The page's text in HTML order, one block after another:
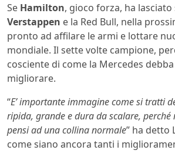
Se Hamilton, gioco forza, ha
Verstappen e la Red Bull, nella
pronto ad affilare le armi e lottare
mondiale. Il sette volte campione,
cosciente di come la Mercedes
migliorare.
“E’ importante immagine come si tratti
ripida, grande e dura da scalare, perché
pensi ad una collina normale” ha detto
come siano ancora tanti i